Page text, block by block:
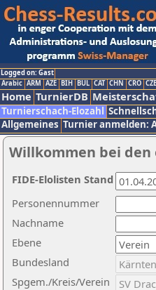
Logged on: Gast
Arabic ARM AZE BIH BUL CAT CHN CRO CZE
Home TurnierDB
Turnierschach-Elozahl
Allgemeines Turnier anmelden:
Willkommen bei den
Nachname
Ebene
Personennummer
Bundesland
Spgem./Kreis/Verein
FIDE-Elolisten Stand